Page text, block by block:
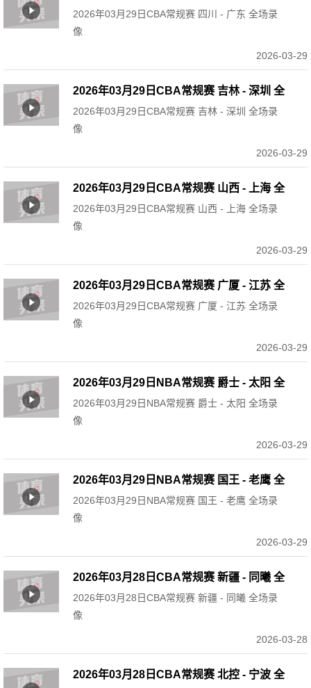
场录像
2026年03月29日CBA常规赛 四川 - 广东 全场录
像
2026-03-29
2026年03月29日CBA常规赛 吉林 - 深圳 全
场录像
2026年03月29日CBA常规赛 吉林 - 深圳 全场录
像
2026-03-29
2026年03月29日CBA常规赛 山西 - 上海 全
场录像
2026年03月29日CBA常规赛 山西 - 上海 全场录
像
2026-03-29
2026年03月29日CBA常规赛 广厦 - 江苏 全
场录像
2026年03月29日CBA常规赛 广厦 - 江苏 全场录
像
2026-03-29
2026年03月29日NBA常规赛 爵士 - 太阳 全
场录像
2026年03月29日NBA常规赛 爵士 - 太阳 全场录
像
2026-03-29
2026年03月29日NBA常规赛 国王 - 老鹰 全
场录像
2026年03月29日NBA常规赛 国王 - 老鹰 全场录
像
2026-03-29
2026年03月28日CBA常规赛 新疆 - 同曦 全
场录像
2026年03月28日CBA常规赛 新疆 - 同曦 全场录
像
2026-03-28
2026年03月28日CBA常规赛 北控 - 宁波 全